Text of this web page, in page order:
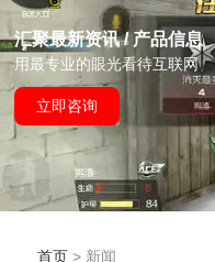
汇聚最新资讯 / 产品信息
用最专业的眼光看待互联网
立即咨询
首页> 新闻